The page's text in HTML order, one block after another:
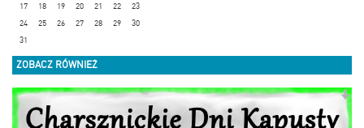
17
18 19 20 21 22
23
24
25 26 27 28 29
30
31
ZOBACZ RÓWNIEŻ